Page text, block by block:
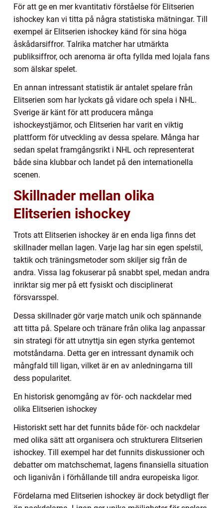
För att ge en mer kvantitativ förståelse för Elitserien
ishockey kan vi titta på några statistiska mätningar. Till
exempel är Elitserien ishockey känd för sina höga
åskådarsiffror. Talrika matcher har utmärkta
publiksiffror, och arenorna är ofta fyllda med lojala fans
som älskar spelet.
En annan intressant statistik är antalet spelare från
Elitserien som har lyckats gå vidare och spela i NHL.
Sverige är känt för att producera många
ishockeystjärnor, och Elitserien har varit en viktig
plattform för utveckling av dessa spelare. Många har
sedan spelat framgångsrikt i NHL och representerat
både sina klubbar och landet på den internationella
scenen.
Skillnader mellan olika
Elitserien ishockey
Trots att Elitserien ishockey är en enda liga finns det
skillnader mellan lagen. Varje lag har sin egen spelstil,
taktik och träningsmetoder som skiljer sig från de
andra. Vissa lag fokuserar på snabbt spel, medan andra
inriktar sig mer på ett fysiskt och disciplinerat
försvarsspel.
Dessa skillnader gör varje match unik och spännande
att titta på. Spelare och tränare från olika lag anpassar
sin strategi för att utnyttja sin egen styrka gentemot
motståndarna. Detta ger en intressant dynamik och
mångfald till ligan, vilket är en av anledningarna till
dess popularitet.
En historisk genomgång av för- och nackdelar med
olika Elitserien ishockey
Historiskt sett har det funnits både för- och nackdelar
med olika sätt att organisera och strukturera Elitserien
ishockey. Till exempel har det funnits diskussioner och
debatter om matchschemat, lagens finansiella situation
och liganivån i förhållande till andra europeiska ligor.
Fördelarna med Elitserien ishockey är dock betydligt fler